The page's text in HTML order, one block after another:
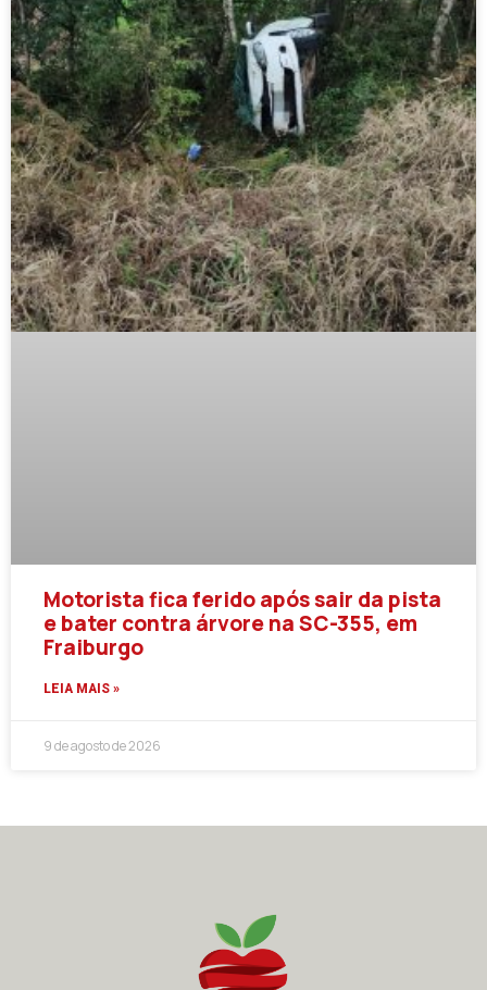
Motorista fica ferido após sair da pista
e bater contra árvore na SC-355, em
Fraiburgo
LEIA MAIS »
9 de agosto de 2026